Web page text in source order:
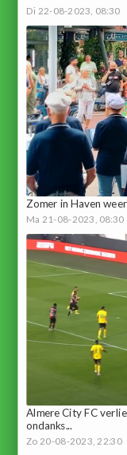
Di 22-08-2023, 08:30
Zomer in Haven
Ma 21-08-2023, 08:30
Almere City FC
ondanks...
Zo 20-08-2023, 22:30